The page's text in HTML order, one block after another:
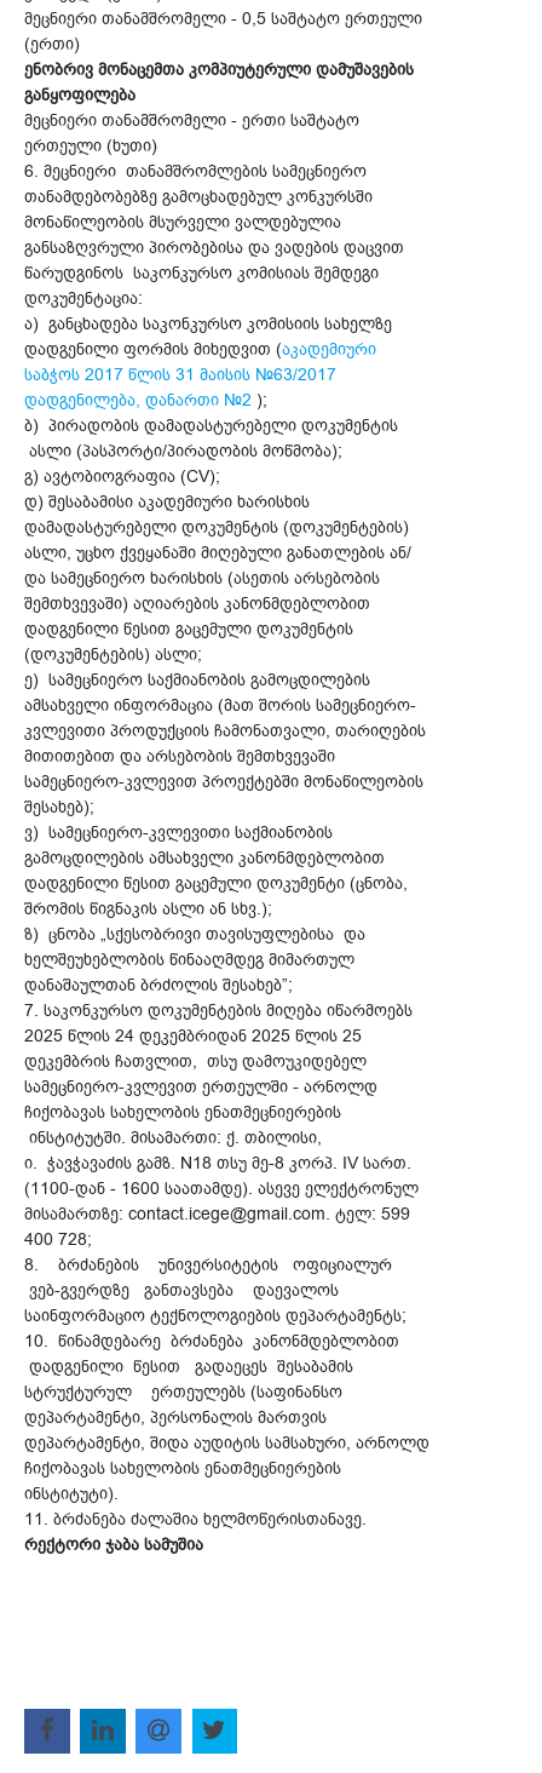
მეცნიერი თანამშრომელი - 0,5 საშტატო ერთეული
(ერთი)
ენობრივ მონაცემთა კომპიუტერული დამუშავების
განყოფილება
მეცნიერი თანამშრომელი - ერთი საშტატო
ერთეული (ხუთი)
6. მეცნიერი თანამშრომლების სამეცნიერო
თანამდებობებზე გამოცხადებულ კონკურსში
მონაწილეობის მსურველი ვალდებულია
განსაზღვრული პირობებისა და ვადების დაცვით
წარუდგინოს საკონკურსო კომისიას შემდეგი
დოკუმენტაცია:
ა) განცხადება საკონკურსო კომისიის სახელზე
დადგენილი ფორმის მიხედვით (აკადემიური
საბჭოს 2017 წლის 31 მაისის №63/2017
დადგენილება, დანართი №2 );
ბ) პირადობის დამადასტურებელი დოკუმენტის
ასლი (პასპორტი/პირადობის მოწმობა);
გ) ავტობიოგრაფია (CV);
დ) შესაბამისი აკადემიური ხარისხის
დამადასტურებელი დოკუმენტის (დოკუმენტების)
ასლი, უცხო ქვეყანაში მიღებული განათლების ან/
და სამეცნიერო ხარისხის (ასეთის არსებობის
შემთხვევაში) აღიარების კანონმდებლობით
დადგენილი წესით გაცემული დოკუმენტის
(დოკუმენტების) ასლი;
ე) სამეცნიერო საქმიანობის გამოცდილების
ამსახველი ინფორმაცია (მათ შორის სამეცნიერო-
კვლევითი პროდუქციის ჩამონათვალი, თარიღების
მითითებით და არსებობის შემთხვევაში
სამეცნიერო-კვლევით პროექტებში მონაწილეობის
შესახებ);
ვ) სამეცნიერო-კვლევითი საქმიანობის
გამოცდილების ამსახველი კანონმდებლობით
დადგენილი წესით გაცემული დოკუმენტი (ცნობა,
შრომის წიგნაკის ასლი ან სხვ.);
ზ) ცნობა „სქესობრივი თავისუფლებისა და
ხელშეუხებლობის წინააღმდეგ მიმართულ
დანაშაულთან ბრძოლის შესახებ”;
7. საკონკურსო დოკუმენტების მიღება იწარმოებს
2025 წლის 24 დეკემბრიდან 2025 წლის 25
დეკემბრის ჩათვლით, თსუ დამოუკიდებელ
სამეცნიერო-კვლევით ერთეულში - არნოლდ
ჩიქობავას სახელობის ენათმეცნიერების
ინსტიტუტში. მისამართი: ქ. თბილისი,
ი. ჭავჭავაძის გამზ. N18 თსუ მე-8 კორპ. IV სართ.
(1100-დან - 1600 საათამდე). ასევე ელექტრონულ
მისამართზე: contact.icege@gmail.com. ტელ: 599
400 728;
8. ბრძანების უნივერსიტეტის ოფიციალურ
ვებ-გვერდზე განთავსება დაევალოს
საინფორმაციო ტექნოლოგიების დეპარტამენტს;
10. წინამდებარე ბრძანება კანონმდებლობით
დადგენილი წესით გადაეცეს შესაბამის
სტრუქტურულ ერთეულებს (საფინანსო
დეპარტამენტი, პერსონალის მართვის
დეპარტამენტი, შიდა აუდიტის სამსახური, არნოლდ
ჩიქობავას სახელობის ენათმეცნიერების
ინსტიტუტი).
11. ბრძანება ძალაშია ხელმოწერისთანავე.
რექტორი ჯაბა სამუშია